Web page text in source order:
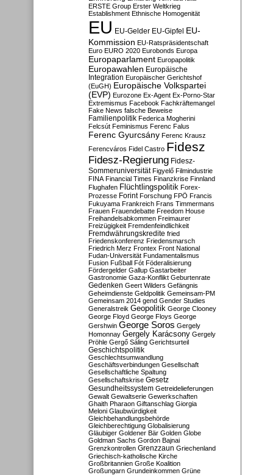
ERSTE Group Erster Weltkrieg
Establishment Ethnische Homogenität
EU EU-Gelder EU-Gipfel EU-
Kommission EU-Ratspräsidentschaft
Euro EURO 2020 Eurobonds Europa
Europaparlament Europapolitik
Europawahlen Europäische
Integration Europäischer Gerichtshof
(EuGH) Europäische Volkspartei
(EVP) Eurozone Ex-Agent Ex-Porno-Star
Extremismus Facebook Fachkräftemangel
Fake News falsche Beweise
Familienpolitik Federica Mogherini
Felcsút Feminismus Ferenc Falus
Ferenc Gyurcsány Ferenc Krausz
Ferencváros Fidel Castro Fidesz
Fidesz-Regierung Fidesz-
Sommeruniversität Figyelő Filmindustrie
FINA Financial Times Finanzkrise Finnland
Flughafen Flüchtlingspolitik Forex-
Prozesse Forint Forschung FPÖ Francis
Fukuyama Frankreich Frans Timmermans
Frauen Frauendebatte Freedom House
Freihandelsabkommen Freimaurer
Freizügigkeit Fremdenfeindlichkeit
Fremdwährungskredite fried
Friedenskonferenz Friedensmarsch
Friedrich Merz Frontex Front National
Fudan-Universität Fundamentalismus
Fusion Fußball Fót Föderalisierung
Fördergelder Gallup Gastarbeiter
Gastronomie Gaza-Konflikt Geburtenrate
Gedenken Geert Wilders Gefängnis
Geheimdienste Geldpolitik Gemeinsam-PM
Gemeinsam 2014 gend Gender Studies
Generalstreik Geopolitik George Clooney
George Floyd George Floys George
Gershwin George Soros Gergely
Homonnay Gergely Karácsony Gergely
Pröhle Gergő Sáling Gerichtsurteil
Geschichtspolitik
Geschlechtsumwandlung
Geschäftsverbindungen Gesellschaft
Gesellschaftliche Spaltung
Gesellschaftskrise Gesetz
Gesundheitssystem Getreidelieferungen
Gewalt Gewaltserie Gewerkschaften
Ghaith Pharaon Giftanschlag Giorgia
Meloni Glaubwürdigkeit
Gleichbehandlungsbehörde
Gleichberechtigung Globalisierung
Gläubiger Goldener Bär Golden Globe
Goldman Sachs Gordon Bajnai
Grenzkontrollen Grenzzaun Griechenland
Griechisch-katholische Kirche
Großbritannien Große Koalition
Großungarn Grundeinkommen Grüne